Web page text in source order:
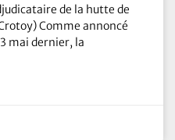
de la hutte de
Comme annoncé
mai dernier, la